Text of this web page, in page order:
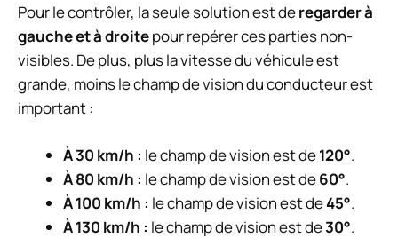
Pour le contrôler, la seule solution est deregarder à
gauche et à droitepour repérer ces parties non-
visibles. De plus, plus la vitesse du véhicule est
grande, moins le champ de vision du conducteur est
important :
À 30 km/h : le champ de vision est de120°.
À 80 km/h : le champ de vision est de60°.
À 100 km/h : le champ de vision est de45°.
À 130 km/h : le champ de vision est de30°.